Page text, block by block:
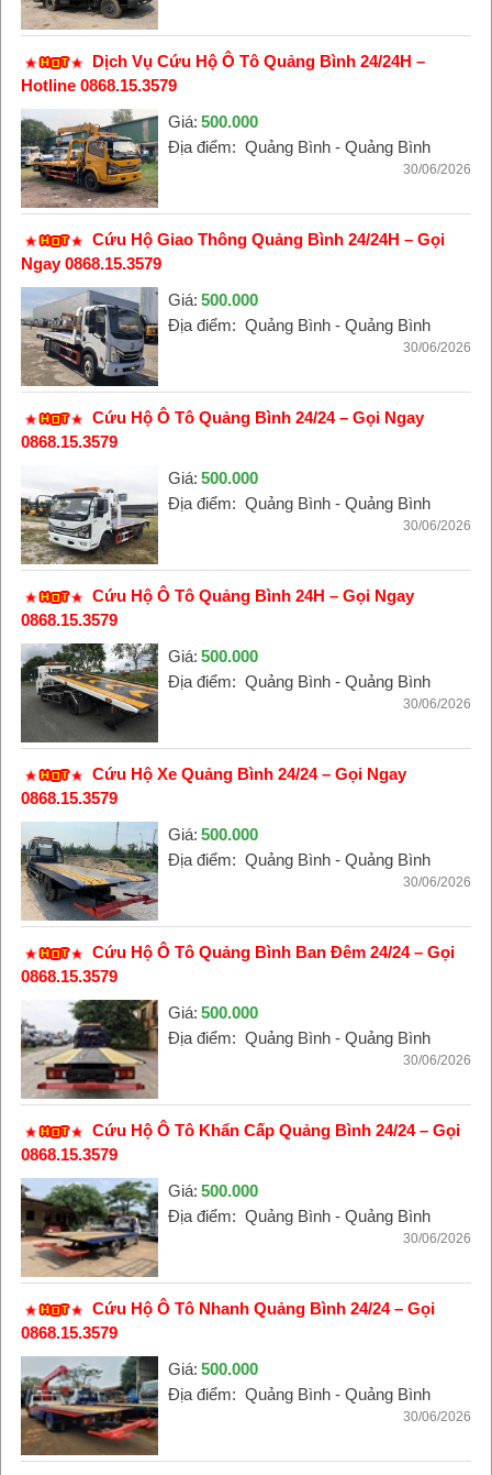
Dịch Vụ Cứu Hộ Ô Tô Quảng Bình 24/24H –
Hotline 0868.15.3579
Giá: 500.000
Địa điểm: Quảng Bình - Quảng Bình
30/06/2026
Cứu Hộ Giao Thông Quảng Bình 24/24H – Gọi
Ngay 0868.15.3579
Giá: 500.000
Địa điểm: Quảng Bình - Quảng Bình
30/06/2026
Cứu Hộ Ô Tô Quảng Bình 24/24 – Gọi Ngay
0868.15.3579
Giá: 500.000
Địa điểm: Quảng Bình - Quảng Bình
30/06/2026
Cứu Hộ Ô Tô Quảng Bình 24H – Gọi Ngay
0868.15.3579
Giá: 500.000
Địa điểm: Quảng Bình - Quảng Bình
30/06/2026
Cứu Hộ Xe Quảng Bình 24/24 – Gọi Ngay
0868.15.3579
Giá: 500.000
Địa điểm: Quảng Bình - Quảng Bình
30/06/2026
Cứu Hộ Ô Tô Quảng Bình Ban Đêm 24/24 – Gọi
0868.15.3579
Giá: 500.000
Địa điểm: Quảng Bình - Quảng Bình
30/06/2026
Cứu Hộ Ô Tô Khẩn Cấp Quảng Bình 24/24 – Gọi
0868.15.3579
Giá: 500.000
Địa điểm: Quảng Bình - Quảng Bình
30/06/2026
Cứu Hộ Ô Tô Nhanh Quảng Bình 24/24 – Gọi
0868.15.3579
Giá: 500.000
Địa điểm: Quảng Bình - Quảng Bình
30/06/2026